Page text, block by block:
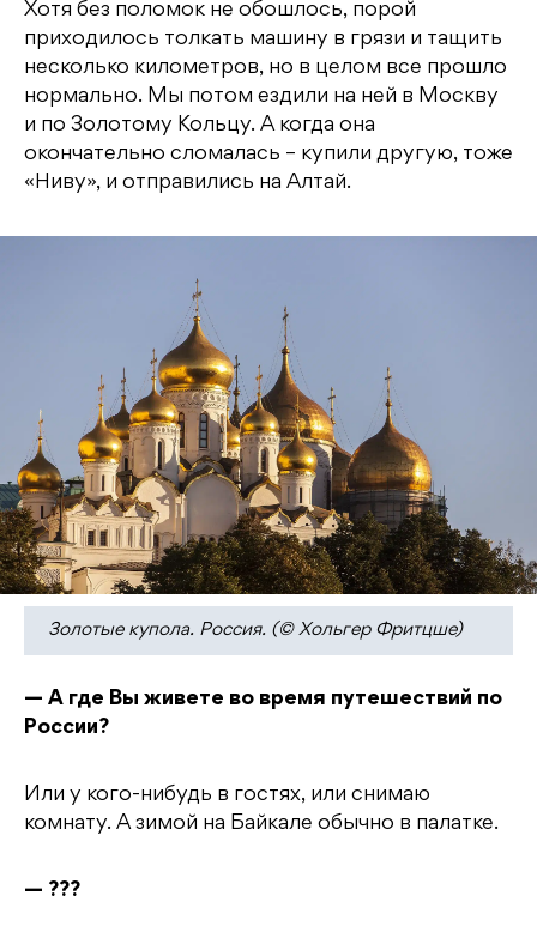
Хотя без поломок не обошлось, порой
приходилось толкать машину в грязи и тащить
несколько километров, но в целом все прошло
нормально. Мы потом ездили на ней в Москву
и по Золотому Кольцу. А когда она
окончательно сломалась – купили другую, тоже
«Ниву», и отправились на Алтай.
Золотые купола. Россия. (© Хольгер Фритцше)
— А где Вы живете во время путешествий по
России?
Или у кого-нибудь в гостях, или снимаю
комнату. А зимой на Байкале обычно в палатке.
— ???